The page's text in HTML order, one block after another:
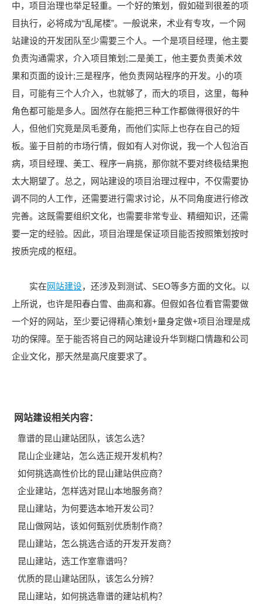
中，项目治理也举足轻重。一个好的策划，假如碰到很差的项
目执行，必将成为“乱尾楼”。一般说来，术业有专攻，一个网
站建设的开发团队至少需要三个人。一个是项目经理，他主要
负责沟通需求，介入项目策划;二是美工，他主要负责美术效
果和页面的设计;三是程序，他负责网站程序的开发。小的项
目，可能有三个人介入，也就够了，而大的项目，这里，每种
角色都可能是多人。固然存在能把三种工作都做得很好的牛
人，但他们究竟是凤毛菱角，而他们实际上也存在自己的短
板。鉴于目前的市场行情，假如有人对你说，我一个人包治百
病，项目经理、美工、程序一肩挑，那你就不要对终极结果抱
太大期望了。总之，网站建设的项目治理过程中，不仅需要协
调不同的人工作，还需要进行需求讨论，从不同角度进行修改
完善。这既需要组织文化，也需要非常专业、精细知识，还需
要一定的经验。因此，项目治理是保证项目能否按照策划按时
按质完成的枢纽。
实在网站建设，还涉及到测试、SEO等多方面的文化。以
上所说，也许是阳春白雪、曲高和寡。但假如各位看官需要做
一个好的网站，至少要记得精心策划+量身定做+项目治理是成
功的保障。至于能否将自己的网站建设升华到糊口情趣和公司
企业文化，那天然是高尺度要求了。
网站建设相关内容：
靠谱的昆山建站团队，该怎么选？
昆山企业建站，怎么选正规开发机构？
如何挑选高性价比的昆山建站供应商？
企业建站，怎样选对昆山本地服务商？
昆山建站，为何要选本地开发公司？
昆山做网站，该如何甄别优质制作商？
昆山建站，怎么挑选合适的开发开发商？
昆山建站，选工作室靠谱吗？
优质的昆山建站团队，该怎么分辨？
昆山建站，如何挑选靠谱的建站机构？